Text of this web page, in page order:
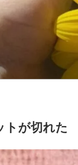
トが切れた